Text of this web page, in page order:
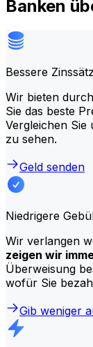
Banken
Bessere
Wir bieten
Sie das beste
Vergleichen
zu sehen.
Geld senden
Niedrigere
Wir verlangen
zeigen wir
Überweisung
wofür Sie
Gib weniger